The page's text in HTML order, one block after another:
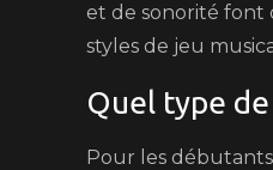
et de sonorité font
styles de jeu
Quel type
Pour les